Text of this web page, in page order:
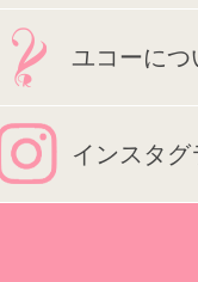
ユコーにつ
インスタグ